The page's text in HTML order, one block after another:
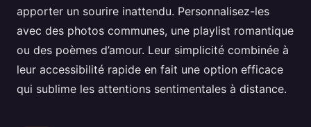
apporter un sourire inattendu. Personnalisez-les
avec des photos communes, une playlist romantique
ou des poèmes d’amour. Leur simplicité combinée à
leur accessibilité rapide en fait une option efficace
qui sublime les attentions sentimentales à distance.